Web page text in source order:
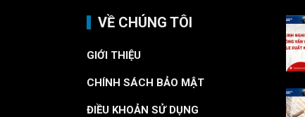
VỀ CHÚNG TÔI
GIỚI THIỆU
CHÍNH SÁCH BẢO MẬT
ĐIỀU KHOẢN SỬ DỤNG